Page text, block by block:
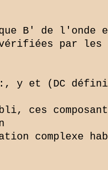
B' de
par les
y et (DC
ces
complexe